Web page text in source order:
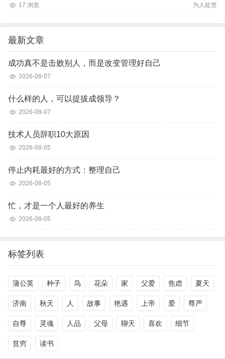
17 浏览 为人处世
最新文章
成功真不是击败别人，而是改变管理好自己
2026-08-07
什么样的人，可以提拔成领导？
2026-08-07
技术人员辞职10大原因
2026-08-05
停止内耗最好的方式：整理自己
2026-08-05
忙，才是一个人最好的养生
2026-08-05
标签列表
蒲公英 种子 鸟 花朵 家 父爱 焦虑 夏天
济南 秋天 人 故事 艳遇 上帝 爱 尊严
自尊 灵魂 人品 父母 聊天 喜欢 细节
贫穷 读书